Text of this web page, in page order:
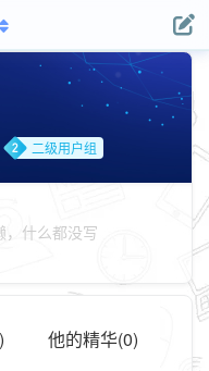
二级用户组
，什么都没写
他的精华(0)